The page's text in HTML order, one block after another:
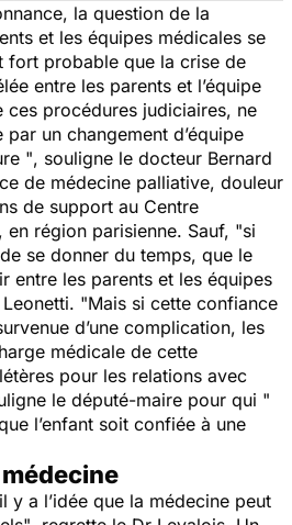
la question de la
et les équipes médicales se
fort probable que la crise de
entre les parents et l’équipe
ces procédures judiciaires, ne
un changement d’équipe
", souligne le docteur Bernard
de médecine palliative, douleur
de support au Centre
région parisienne. Sauf, "si
se donner du temps, que le
entre les parents et les équipes
"Mais si cette confiance
d’une complication, les
médicale de cette
pour les relations avec
le député-maire pour qui "
l’enfant soit confiée à une
y a l’idée que la médecine peut